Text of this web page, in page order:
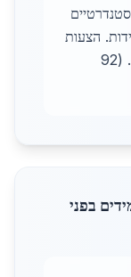
סטנדרטיים
הצעות
מותאמות זמינות. ראו /metal-types. (92
בפני